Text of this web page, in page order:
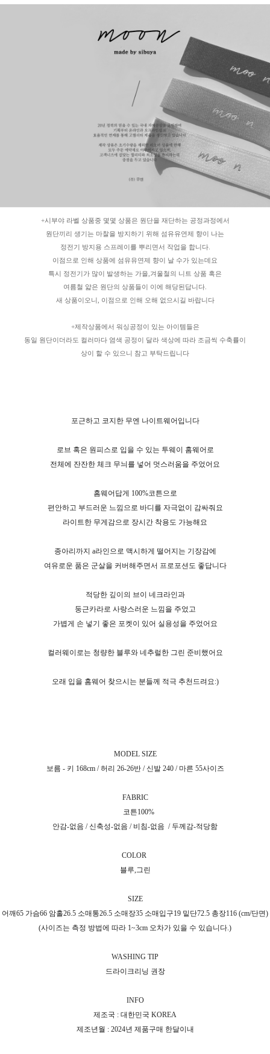
+시부야 라벨 상품중 몇몇 상품은 원단을 재단하는 공정과정에서
원단끼리 생기는 마찰을 방지하기 위해 섬유유연제 향이 나는
정전기 방지용 스프레이를 뿌리면서 작업을 합니다.
이점으로 인해 상품에 섬유유연제 향이 날 수가 있는데요
특시 정전기가 많이 발생하는 가을,겨울철의 니트 상품 혹은
여름철 얇은 원단의 상품들이 이에 해당된답니다.
새 상품이오니, 이점으로 인해 오해 없으시길 바랍니다
+제작상품에서 워싱공정이 있는 아이템들은
동일 원단이더라도 컬러마다 염색 공정이 달라 색상에 따라 조금씩 수축률이
상이 할 수 있으니 참고 부탁드립니다
포근하고 코지한 무엔 나이트웨어입니다
로브 혹은 원피스로 입을 수 있는 투웨이 홈웨어로
전체에 잔잔한 체크 무늬를 넣어 멋스러움을 주었어요
홈웨어답게 100%코튼으로
편안하고 부드러운 느낌으로 바디를 자극없이 감싸줘요
라이트한 무게감으로 장시간 착용도 가능해요
종아리까지 a라인으로 맥시하게 떨어지는 기장감에
여유로운 품은 군살을 커버해주면서 프로포션도 좋답니다
적당한 깊이의 브이 네크라인과
둥근카라로 사랑스러운 느낌을 주었고
가볍게 손 넣기 좋은 포켓이 있어 실용성을 주었어요
컬러웨이로는 청량한 블루와 네추럴한 그린 준비했어요
오래 입을 홈웨어 찾으시는 분들께 적극 추천드려요:)
MODEL SIZE
보름 - 키 168cm / 허리 26-26반 / 신발 240 / 마른 55사이즈
FABRIC
코튼100%
안감-없음 / 신축성-없음 / 비침-없음 / 두께감-적당함
COLOR
블루,그린
SIZE
어깨65 가슴66 암홀26.5 소매통26.5 소매장35 소매입구19 밑단72.5 총장116 (cm/단면)
(사이즈는 측정 방법에 따라 1~3cm 오차가 있을 수 있습니다.)
WASHING TIP
드라이크리닝 권장
INFO
제조국 : 대한민국 KOREA
제조년월 : 2024년 제품구매 한달이내